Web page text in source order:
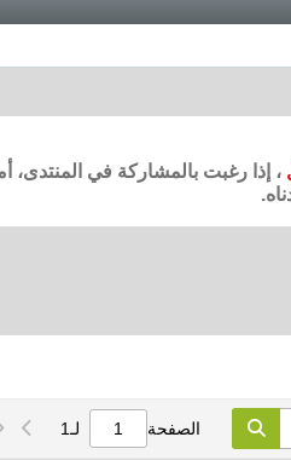
، إذا رغبت بالمشاركة في المنتدى،
الصفحة لـ1